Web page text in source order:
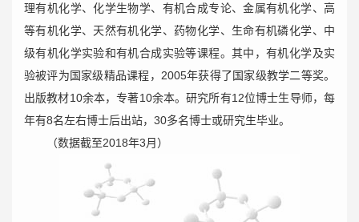
理有机化学、化学生物学、有机合成专论、金属有机化学、高
等有机化学、天然有机化学、药物化学、生命有机磷化学、中
级有机化学实验和有机合成实验等课程。其中，有机化学及实
验被评为国家级精品课程，2005年获得了国家级教学二等奖。
出版教材10余本，专著10余本。研究所有12位博士生导师，每
年有8名左右博士后出站，30多名博士或研究生毕业。
（数据截至2018年3月）